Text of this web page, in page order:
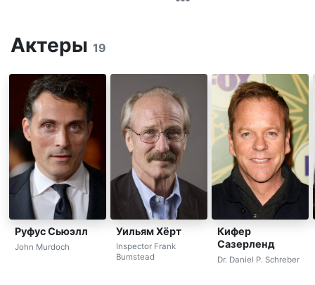
Актеры 19
Руфус Сьюэлл
John Murdoch
Уильям Хёрт
Inspector Frank
Bumstead
Кифер
Сазерленд
Dr. Daniel P. Schreber